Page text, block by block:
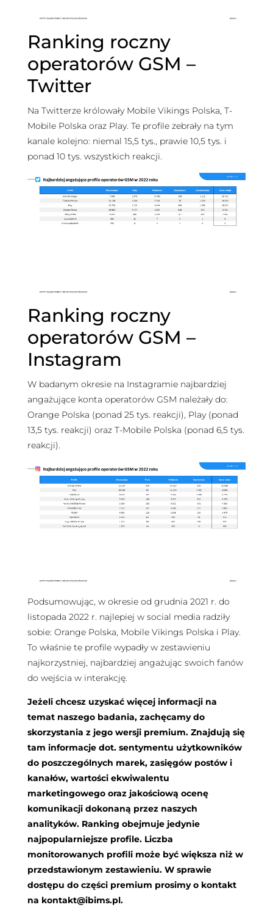
Ranking roczny
operatorów GSM –
Twitter
Na Twitterze królowały Mobile Vikings Polska, T-
Mobile Polska oraz Play. Te profile zebrały na tym
kanale kolejno: niemal 15,5 tys., prawie 10,5 tys. i
ponad 10 tys. wszystkich reakcji.
Ranking roczny
operatorów GSM –
Instagram
W badanym okresie na Instagramie najbardziej
angażujące konta operatorów GSM należały do:
Orange Polska (ponad 25 tys. reakcji), Play (ponad
13,5 tys. reakcji) oraz T-Mobile Polska (ponad 6,5 tys.
reakcji).
Podsumowując, w okresie od grudnia 2021 r. do
listopada 2022 r. najlepiej w social media radziły
sobie: Orange Polska, Mobile Vikings Polska i Play.
To właśnie te profile wypadły w zestawieniu
najkorzystniej, najbardziej angażując swoich fanów
do wejścia w interakcję.
Jeżeli chcesz uzyskać więcej informacji na
temat naszego badania, zachęcamy do
skorzystania z jego wersji premium. Znajdują się
tam informacje dot. sentymentu użytkowników
do poszczególnych marek, zasięgów postów i
kanałów, wartości ekwiwalentu
marketingowego oraz jakościową ocenę
komunikacji dokonaną przez naszych
analityków. Ranking obejmuje jedynie
najpopularniejsze profile. Liczba
monitorowanych profili może być większa niż w
przedstawionym zestawieniu. W sprawie
dostępu do części premium prosimy o kontakt
na kontakt@ibims.pl.